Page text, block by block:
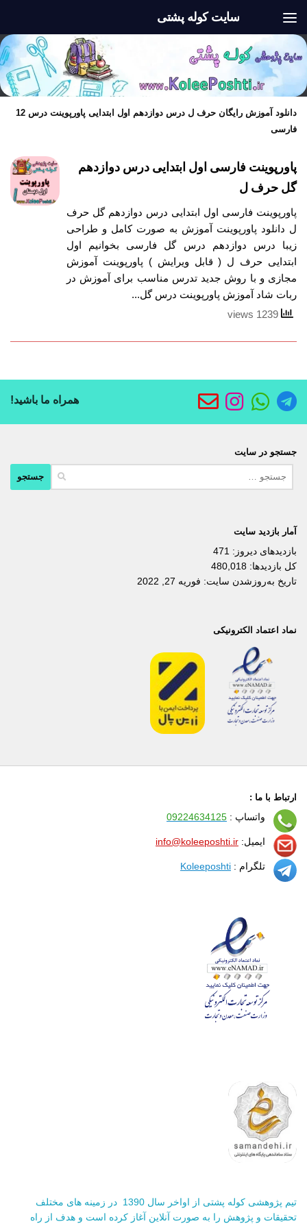
سایت کوله پشتی
دانلود آموزش رایگان حرف ل درس دوازدهم اول ابتدایی پاورپوینت درس 12
فارسی
پاورپوینت فارسی اول ابتدایی درس دوازدهم
گل حرف ل
پاورپوینت فارسی اول ابتدایی درس دوازدهم گل حرف
ل دانلود پاورپوینت آموزش به صورت کامل و طراحی
زیبا درس دوازدهم درس گل فارسی بخوانیم اول
ابتدایی حرف ل ( قابل ویرایش ) پاورپوینت آموزش
مجازی و با روش جدید تدرس مناسب برای آموزش در
ربات شاد آموزش پاورپوینت درس گل...
همراه ما باشید!
جستجو در سایت
آمار بازدید سایت
بازدیدهای دیروز: 471
کل بازدیدها: 480,018
تاریخ به‌روزشدن سایت: فوریه 27, 2022
نماد اعتماد الکترونیکی
ارتباط با ما :
واتساپ : 09224634125
ایمیل: info@koleeposhti.ir
تلگرام : Koleeposhti
تیم پژوهشی کوله پشتی از اواخر سال 1390 در زمینه های مختلف
تحقیقات و پژوهش را به صورت آنلاین آغاز کرده است و هدف از راه